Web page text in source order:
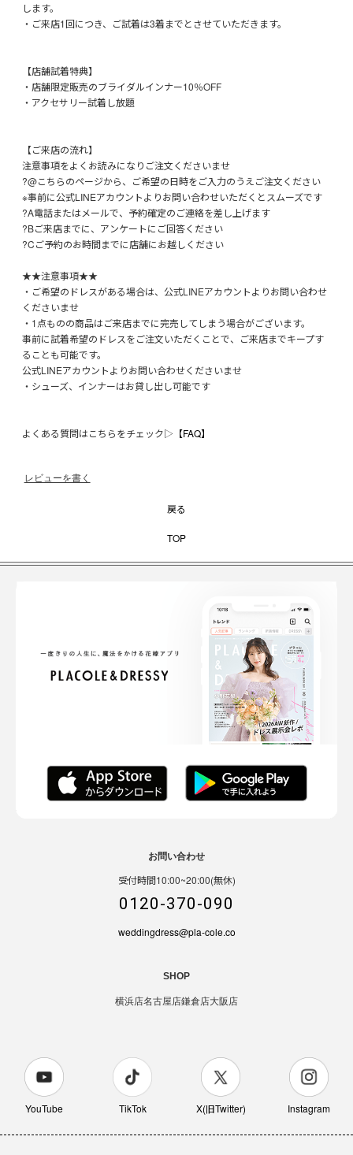
します。
・ご来店1回につき、ご試着は3着までとさせていただきます。
【店舗試着特典】
・店舗限定販売のブライダルインナー10％OFF
・アクセサリー試着し放題
【ご来店の流れ】
注意事項をよくお読みになりご注文くださいませ
?@こちらのページから、ご希望の日時をご入力のうえご注文ください
※事前に公式LINEアカウントよりお問い合わせいただくとスムーズです
?A電話またはメールで、予約確定のご連絡を差し上げます
?Bご来店までに、アンケートにご回答ください
?Cご予約のお時間までに店舗にお越しください
★★注意事項★★
・ご希望のドレスがある場合は、公式LINEアカウントよりお問い合わせ
くださいませ
・1点ものの商品はご来店までに完売してしまう場合がございます。
事前に試着希望のドレスをご注文いただくことで、ご来店までキープす
ることも可能です。
公式LINEアカウントよりお問い合わせくださいませ
・シューズ、インナーはお貸し出し可能です
よくある質問はこちらをチェック▷ 【FAQ】
レビューを書く
戻る
TOP
お問い合わせ
受付時間10:00~20:00(無休)
0120-370-090
weddingdress@pla-cole.co
SHOP
横浜店名古屋店鎌倉店大阪店
YouTube TikTok X(旧Twitter) Instagram